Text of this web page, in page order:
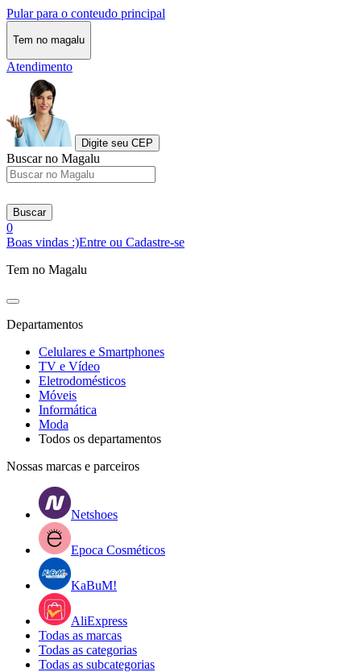
Pular para o conteudo principal
Tem no magalu
Atendimento
Digite seu CEP
Buscar no Magalu
Buscar
0
Boas vindas :)Entre ou Cadastre-se
Tem no Magalu
Departamentos
Celulares e Smartphones
TV e Vídeo
Eletrodomésticos
Móveis
Informática
Moda
Todos os departamentos
Nossas marcas e parceiros
Netshoes
Epoca Cosméticos
KaBuM!
AliExpress
Todas as marcas
Todas as categorias
Todas as subcategorias